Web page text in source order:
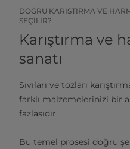
DOĞRU KARIŞTIRMA VE
SEÇILIR?
Karıştırma ve
sanatı
Sıvıları ve tozları
farklı malzemelerinizi bir
fazlasıdır.
Bu temel prosesi doğru